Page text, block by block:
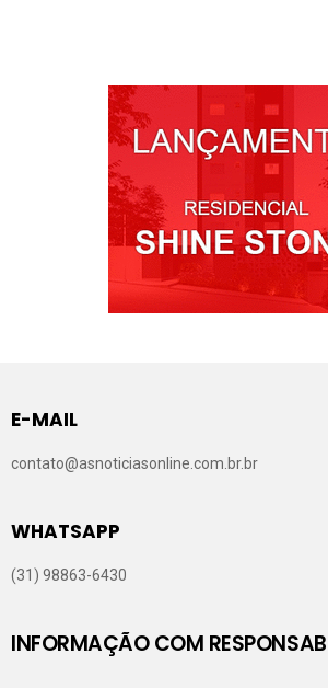
E-MAIL
contato@asnoticiasonline.com.br.br
WHATSAPP
(31) 98863-6430
INFORMAÇÃO COM